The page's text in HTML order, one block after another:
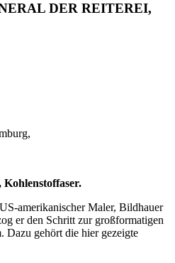
DER REITEREI,
amerikanischer Maler, Bildhauer
er den Schritt zur großformatigen
Dazu gehört die hier gezeigte